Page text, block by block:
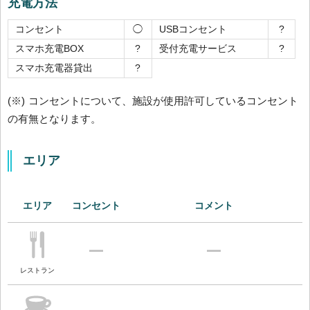
コンセント ◯ USBコンセント
?
スマホ充電BOX
? 受付充電サービス
?
スマホ充電器貸出
?
(※) コンセントについて、施設が使用許可しているコンセント
の有無となります。
エリア
エリア コンセント コメント
レストラン